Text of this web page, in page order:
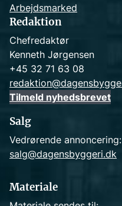
Arbejdsmarked
Redaktion
Chefredaktør
Kenneth Jørgensen
+45 32 71 63 08
Tilmeld nyhedsbrevet
Salg
Vedrørende annoncering:
salg@dagensbyggeri.dk
Materiale